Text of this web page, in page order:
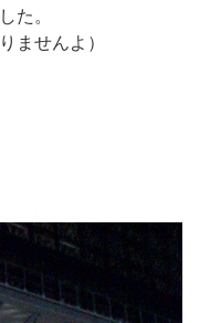
た。
ませんよ）